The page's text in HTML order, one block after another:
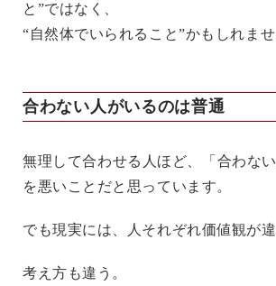
と”ではなく、
“自然体でいられること”かもしれませ
合わない人がいるのは普通
無理して合わせる人ほど、「合わな
を悪いことだと思っています。
でも現実には、人それぞれ価値観が違
考え方も違う。